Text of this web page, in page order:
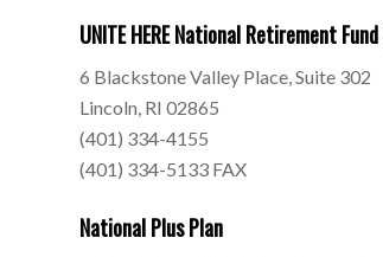
UNITE HERE National Retirement Fund
6 Blackstone Valley Place, Suite 302
Lincoln, RI 02865
(401) 334-4155
(401) 334-5133 FAX
National Plus Plan